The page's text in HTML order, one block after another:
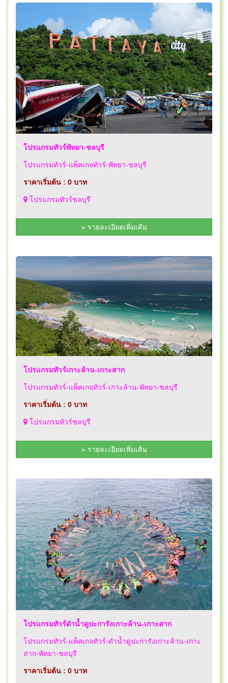
โปรแกรมทัวร์พัทยา-ชลบุรี
โปรแกรมทัวร์-แพ็คเกจทัวร์-พัทยา-ชลบุรี
ราคาเริ่มต้น : 0 บาท
โปรแกรมทัวร์ชลบุรี
» รายละเอียดเพิ่มเติม
โปรแกรมทัวร์เกาะล้าน-เกาะสาก
โปรแกรมทัวร์-แพ็คเกจทัวร์-เกาะล้าน-พัทยา-ชลบุรี
ราคาเริ่มต้น : 0 บาท
โปรแกรมทัวร์ชลบุรี
» รายละเอียดเพิ่มเติม
โปรแกรมทัวร์ดำน้ำดูปะการังเกาะล้าน-เกาะสาก
โปรแกรมทัวร์-แพ็คเกจทัวร์-ดำน้ำดูปะการังเกาะล้าน-เกาะ
สาก-พัทยา-ชลบุรี
ราคาเริ่มต้น : 0 บาท